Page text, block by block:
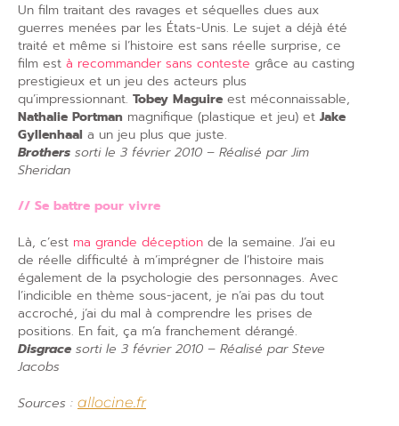
Un film traitant des ravages et séquelles dues aux
guerres menées par les États-Unis. Le sujet a déjà été
traité et même si l’histoire est sans réelle surprise, ce
film est à recommander sans conteste grâce au casting
prestigieux et un jeu des acteurs plus
qu’impressionnant. Tobey Maguire est méconnaissable,
Nathalie Portman magnifique (plastique et jeu) et Jake
Gyllenhaal a un jeu plus que juste.
Brothers sorti le 3 février 2010 – Réalisé par Jim
Sheridan
// Se battre pour vivre
Là, c’est ma grande déception de la semaine. J’ai eu
de réelle difficulté à m’imprégner de l’histoire mais
également de la psychologie des personnages. Avec
l’indicible en thème sous-jacent, je n’ai pas du tout
accroché, j’ai du mal à comprendre les prises de
positions. En fait, ça m’a franchement dérangé.
Disgrace sorti le 3 février 2010 – Réalisé par Steve
Jacobs
Sources : allocine.fr